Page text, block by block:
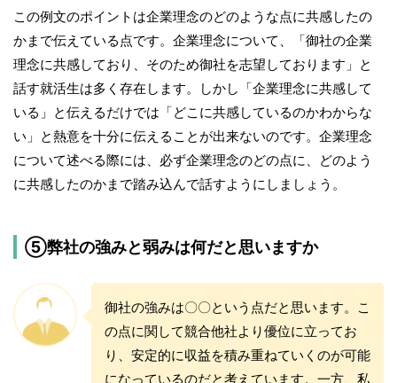
この例文のポイントは企業理念のどのような点に共感したの
かまで伝えている点です。企業理念について、「御社の企業
理念に共感しており、そのため御社を志望しております」と
話す就活生は多く存在します。しかし「企業理念に共感して
いる」と伝えるだけでは「どこに共感しているのかわからな
い」と熱意を十分に伝えることが出来ないのです。企業理念
について述べる際には、必ず企業理念のどの点に、どのよう
に共感したのかまで踏み込んで話すようにしましょう。
⑤弊社の強みと弱みは何だと思いますか
御社の強みは〇〇という点だと思います。こ
の点に関して競合他社より優位に立ってお
り、安定的に収益を積み重ねていくのが可能
になっているのだと考えています。一方、私